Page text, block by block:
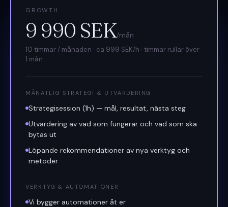
GROWTH
9 990 SEK/mån
10 timmar / månaden · ca 999 SEK/h · timmar rullar över
1 mån
MÅNATLIG STRATEGI & UTVÄRDERING
Strategisession (1h) — mål, resultat, nästa steg
Utvärdering av vad som fungerar och vad som ska
bytas ut
Löpande rekommendationer av nya verktyg och
metoder
VERKTYG & AUTOMATIONER
Vi bygger automationer åt er